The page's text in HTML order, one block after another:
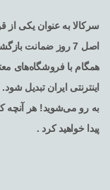
سرکالا به عنوان یکی از
اصل 7 روز ضمانت
همگام با فروشگاه‌های
اینترنتی ایران تبدیل
به رو می‌شوید! هر آنچه
پیدا خواهید کرد .